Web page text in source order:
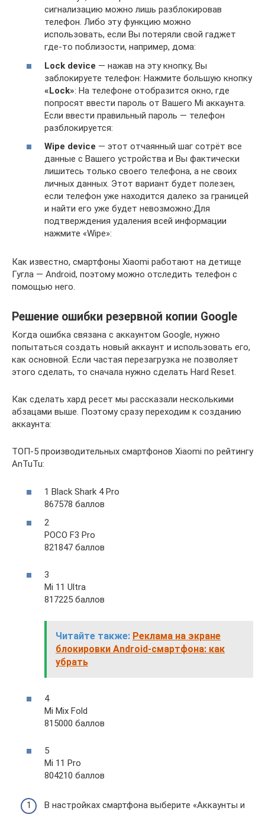
сигнализацию можно лишь разблокировав
телефон. Либо эту функцию можно
использовать, если Вы потеряли свой гаджет
где-то поблизости, например, дома:
Lock device — нажав на эту кнопку, Вы
заблокируете телефон: Нажмите большую кнопку
«Lock»: На телефоне отобразится окно, где
попросят ввести пароль от Вашего Mi аккаунта.
Если ввести правильный пароль — телефон
разблокируется:
Wipe device — этот отчаянный шаг сотрёт все
данные с Вашего устройства и Вы фактически
лишитесь только своего телефона, а не своих
личных данных. Этот вариант будет полезен,
если телефон уже находится далеко за границей
и найти его уже будет невозможно:Для
подтверждения удаления всей информации
нажмите «Wipe»:
Как известно, смартфоны Xiaomi работают на детище
Гугла — Android, поэтому можно отследить телефон с
помощью него.
Решение ошибки резервной копии Google
Когда ошибка связана с аккаунтом Google, нужно
попытаться создать новый аккаунт и использовать его,
как основной. Если частая перезагрузка не позволяет
этого сделать, то сначала нужно сделать Hard Reset.
Как сделать хард ресет мы рассказали несколькими
абзацами выше. Поэтому сразу переходим к созданию
аккаунта:
ТОП-5 производительных смартфонов Xiaomi по рейтингу
AnTuTu:
1 Black Shark 4 Pro
867578 баллов
2
POCO F3 Pro
821847 баллов
3
Mi 11 Ultra
817225 баллов
Читайте также: Реклама на экране
блокировки Android-смартфона: как
убрать
4
Mi Mix Fold
815000 баллов
5
Mi 11 Pro
804210 баллов
В настройках смартфона выберите «Аккаунты и